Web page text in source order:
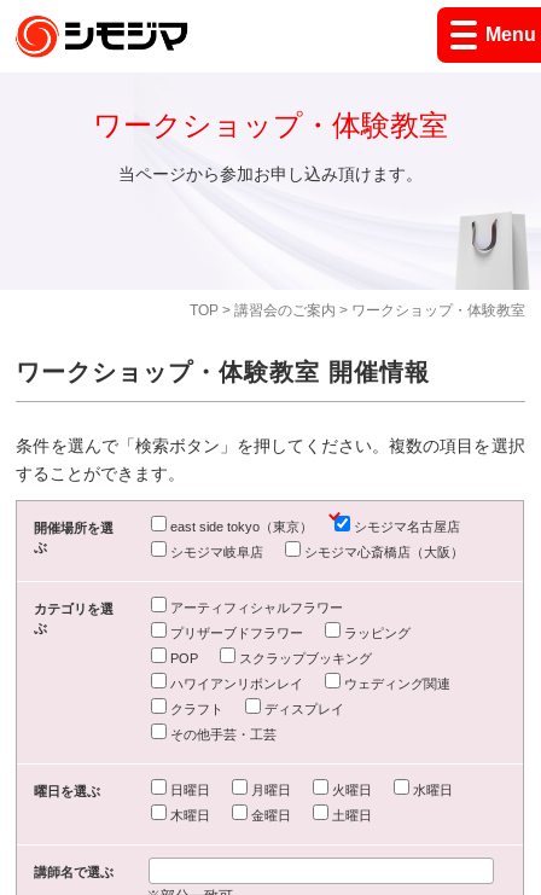
Menu
TOP> 講習会のご案内 > ワークショップ・体験教室
ワークショップ・体験教室
当ページから参加お申し込み頂けます。
ワークショップ・体験教室 開催情報
条件を選んで「検索ボタン」を押してください。複数の項目を選択
することができます。
開催場所を選
ぶ
east side tokyo（東京）
シモジマ名古屋店
シモジマ岐阜店
シモジマ心斎橋店（大阪）
カテゴリを選
ぶ
アーティフィシャルフラワー
プリザーブドフラワー
ラッピング
POP
スクラップブッキング
ハワイアンリボンレイ
ウェディング関連
クラフト
ディスプレイ
その他手芸・工芸
曜日を選ぶ 日曜日 月曜日 火曜日
水曜日
木曜日
金曜日 土曜日
講師名で選ぶ